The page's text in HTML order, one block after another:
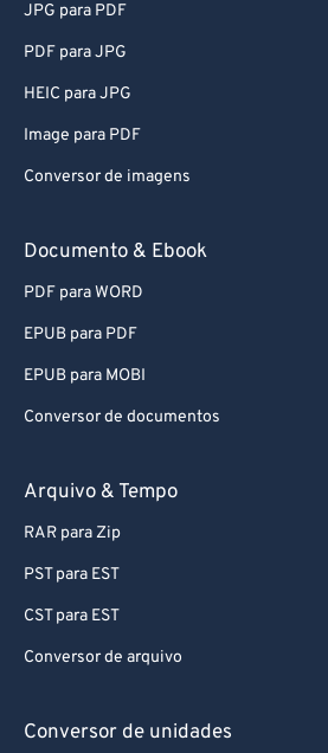
JPG para PDF
PDF para JPG
HEIC para JPG
Image para PDF
Conversor de imagens
Documento & Ebook
PDF para WORD
EPUB para PDF
EPUB para MOBI
Conversor de documentos
Arquivo & Tempo
RAR para Zip
PST para EST
CST para EST
Conversor de arquivo
Conversor de unidades